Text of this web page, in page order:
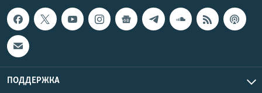
ПОДДЕРЖКА